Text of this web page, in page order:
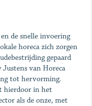
de snelle invoering
horeca zich zorgen
gepaard
van Horeca
tot hervorming.
hierdoor in het
als de onze, met